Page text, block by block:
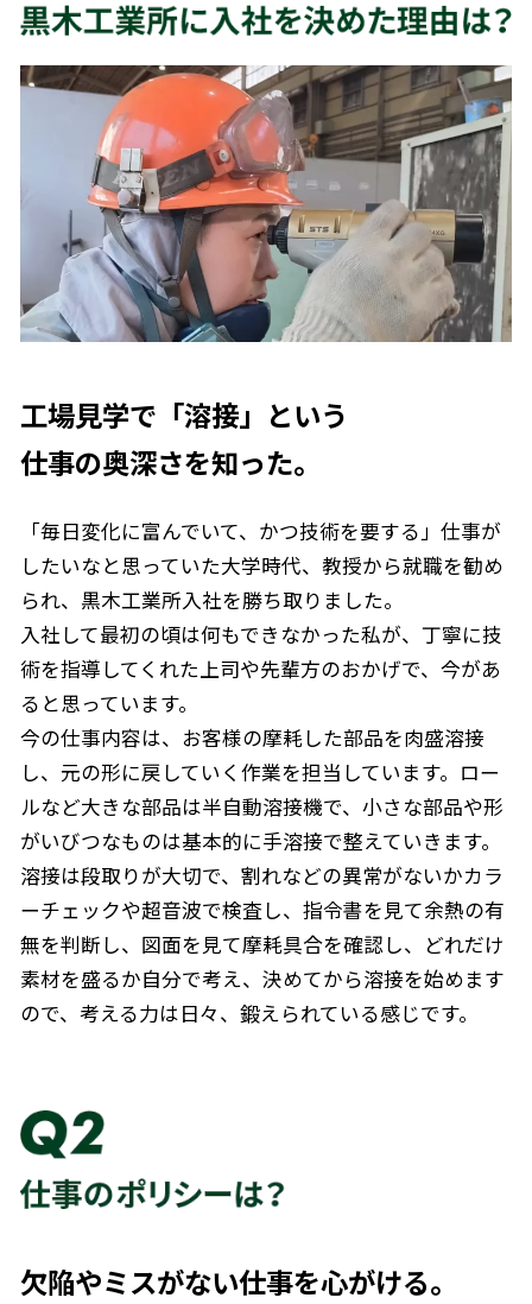
工場見学で「溶接」という
仕事の奥深さを知った。
「毎日変化に富んでいて、かつ技術を要する」仕事が
したいなと思っていた大学時代、教授から就職を勧め
られ、黒木工業所入社を勝ち取りました。
入社して最初の頃は何もできなかった私が、丁寧に技
術を指導してくれた上司や先輩方のおかげで、今があ
ると思っています。
今の仕事内容は、お客様の摩耗した部品を肉盛溶接
し、元の形に戻していく作業を担当しています。ロー
ルなど大きな部品は半自動溶接機で、小さな部品や形
がいびつなものは基本的に手溶接で整えていきます。
溶接は段取りが大切で、割れなどの異常がないかカラ
ーチェックや超音波で検査し、指令書を見て余熱の有
無を判断し、図面を見て摩耗具合を確認し、どれだけ
素材を盛るか自分で考え、決めてから溶接を始めます
ので、考える力は日々、鍛えられている感じです。
欠陥やミスがない仕事を心がける。